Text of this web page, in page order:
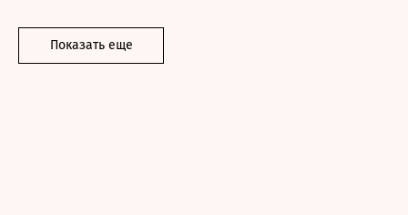
Показать еще